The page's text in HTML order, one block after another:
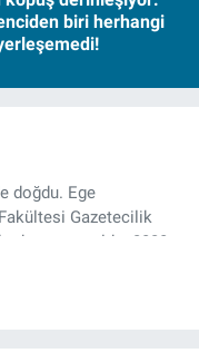
biri herhangi
doğdu. Ege
Gazetecilik
mezun oldu. 2020
olarak çalıştı.
başlayan gazeteci,